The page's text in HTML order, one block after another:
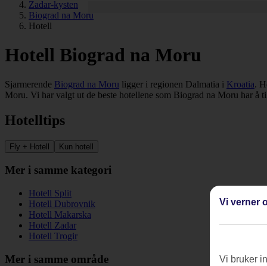
Zadar-kysten
Biograd na Moru
Hotell
Hotell Biograd na Moru
Sjarmerende Biograd na Moru ligger i regionen Dalmatia i Kroatia.
Moru. Vi har valgt ut de beste hotellene som Biograd na Moru har
Hotelltips
Fly + Hotell Kun hotell
Mer i samme kategori
Hotell Split
Hotell Dubrovnik
Hotell Makarska
Hotell Zadar
Hotell Trogir
Mer i samme område
Vi verner
Vi bruker